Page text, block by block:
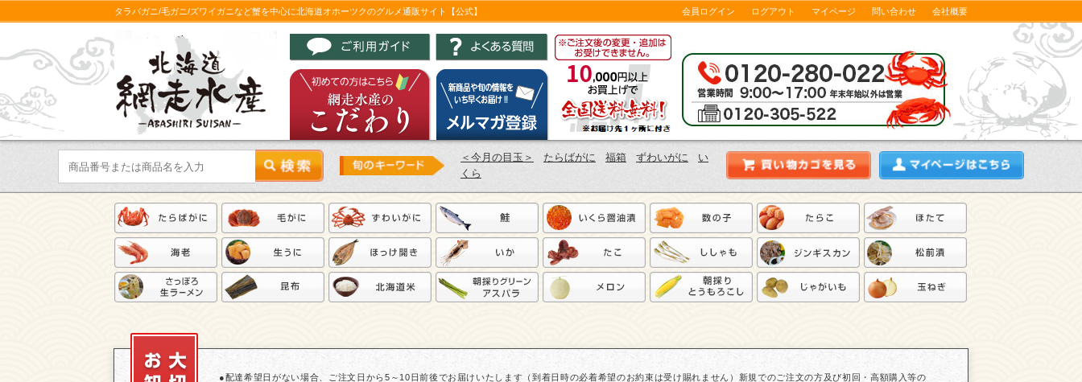
タラバガニ/毛ガニ/ズワイガニなど蟹を中心に北海道オホーツクのグルメ通販サイト【公式】 会社概要
問い合わせ
マイページ
ログアウト
会員ログイン
＜今月の目玉＞ たらばがに 福箱 ずわいがに
い
くら
●配達希望日がない場合、ご注文日から5～10日前後でお届けいたします（到着日時の必着希望のお約束は受け賜れません）新規でのご注文の方及び初回・高額購入等の